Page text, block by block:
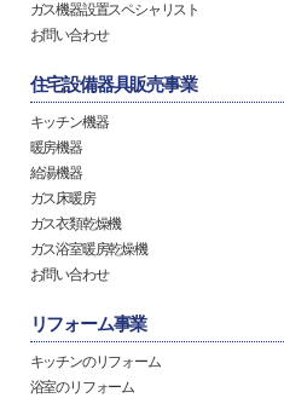
ガス機器設置スペシャリスト
お問い合わせ
住宅設備器具販売事業
キッチン機器
暖房機器
給湯機器
ガス床暖房
ガス衣類乾燥機
ガス浴室暖房乾燥機
お問い合わせ
リフォーム事業
キッチンのリフォーム
浴室のリフォーム